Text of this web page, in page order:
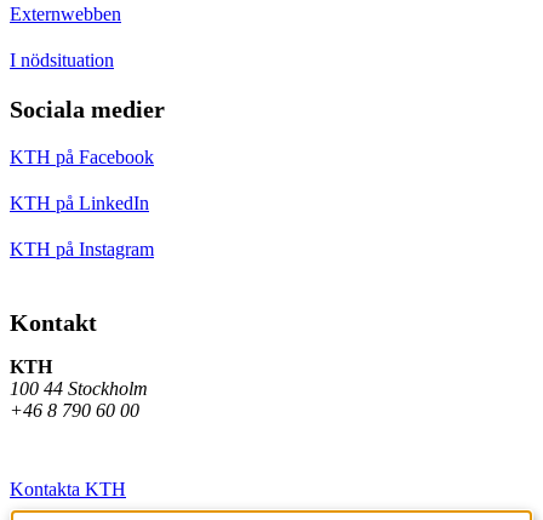
Externwebben
I nödsituation
Sociala medier
KTH på Facebook
KTH på LinkedIn
KTH på Instagram
Kontakt
KTH
100 44 Stockholm
+46 8 790 60 00
Kontakta KTH